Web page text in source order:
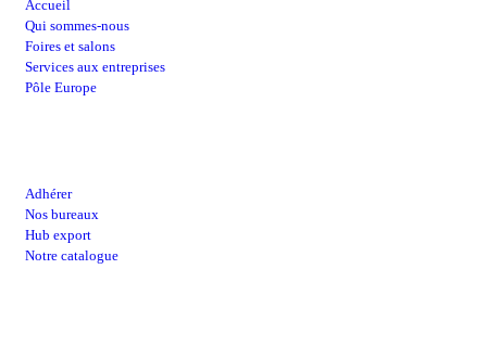
Accueil
Qui sommes-nous
Foires et salons
Services aux entreprises
Pôle Europe
Adhérer
Nos bureaux
Hub export
Notre catalogue